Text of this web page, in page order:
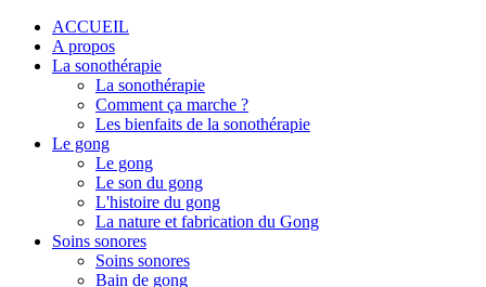
ACCUEIL
A propos
La sonothérapie
La sonothérapie
Comment ça marche ?
Les bienfaits de la sonothérapie
Le gong
Le gong
Le son du gong
L'histoire du gong
La nature et fabrication du Gong
Soins sonores
Soins sonores
Bain de gong